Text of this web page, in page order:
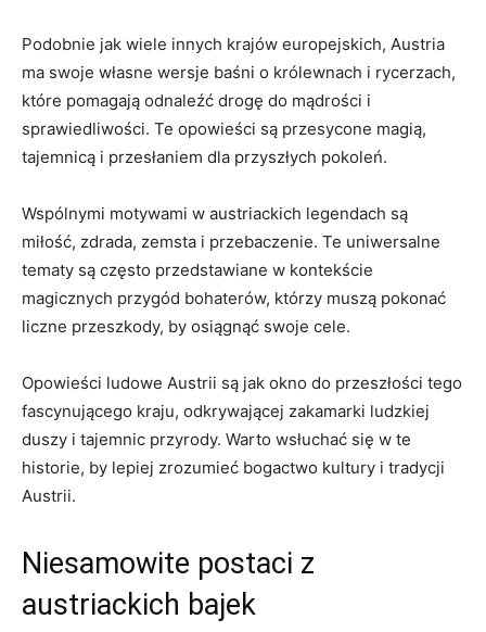
Podobnie jak⁣ wiele innych krajów europejskich, Austria
ma swoje własne​ wersje baśni o królewnach‍ i rycerzach,
które pomagają ‍odnaleźć drogę do mądrości i
sprawiedliwości. ⁤Te opowieści są przesycone magią,
tajemnicą ‍i przesłaniem dla‍ przyszłych pokoleń.
Wspólnymi⁤ motywami w austriackich legendach są
miłość, zdrada, zemsta i przebaczenie. Te uniwersalne
tematy są często przedstawiane‍ w kontekście
magicznych przygód bohaterów,⁤ którzy ⁤muszą pokonać
liczne przeszkody, by ⁢osiągnąć swoje cele.
Opowieści ⁣ludowe ‍Austrii są jak okno do przeszłości ​tego
fascynującego ⁤kraju, odkrywającej ⁣zakamarki ludzkiej
duszy i tajemnic przyrody. Warto wsłuchać się ⁤w te
historie, by lepiej ‍zrozumieć ​bogactwo kultury i tradycji
Austrii.
Niesamowite postaci z
austriackich bajek